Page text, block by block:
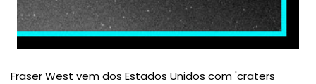
Fraser West vem dos Estados Unidos com 'craters